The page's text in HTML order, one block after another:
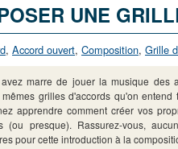
UNE
, Accord ouvert, Composition, Grille
marre de jouer la musique des
grilles d'accords qu'on
apprendre comment créer vos
(ou presque). Rassurez-vous,
pour cette introduction à la